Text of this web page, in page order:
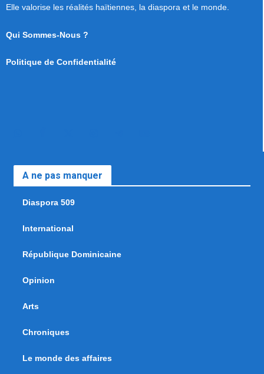
Elle valorise les réalités haïtiennes, la diaspora et le monde.
Qui Sommes-Nous ?
Politique de Confidentialité
A ne pas manquer
Diaspora 509
International
République Dominicaine
Opinion
Arts
Chroniques
Le monde des affaires